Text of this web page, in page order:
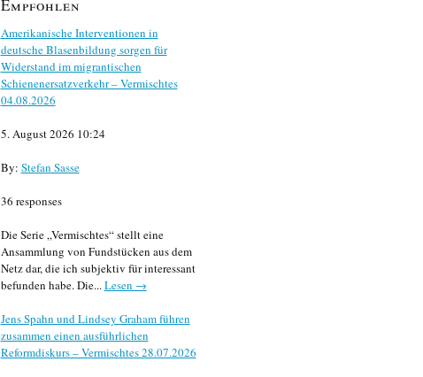
Empfohlen
Amerikanische Interventionen in
deutsche Blasenbildung sorgen für
Widerstand im migrantischen
Schienenersatzverkehr – Vermischtes
04.08.2026
5. August 2026 10:24
By: Stefan Sasse
36 responses
Die Serie „Vermischtes“ stellt eine
Ansammlung von Fundstücken aus dem
Netz dar, die ich subjektiv für interessant
befunden habe. Die...Lesen →
Jens Spahn und Lindsey Graham führen
zusammen einen ausführlichen
Reformdiskurs – Vermischtes 28.07.2026